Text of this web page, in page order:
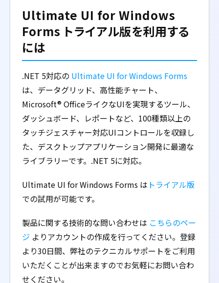
Ultimate UI for Windows
Forms トライアル版を利用する
には
.NET 5対応の Ultimate UI for Windows Forms
は、データグリッド、高性能チャート、
Microsoft® OfficeライクなUIを実現するツール、
ダッシュボード、レポートなど、100種類以上の
タッチジェスチャー対応UIコントロールを収録し
た、デスクトップアプリケーション開発に最適な
ライブラリーです。.NET 5に対応。
Ultimate UI for Windows Forms は トライアル版
での試用が可能です。
製品に関する技術的な問い合わせは こちらのペー
ジ よりアカウントの作成を行ってください。登録
より30日間、弊社のテクニカルサポートをご利用
いただくことが出来ますのでお気軽にお問い合わ
せください。